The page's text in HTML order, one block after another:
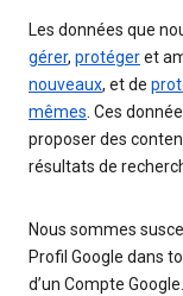
Les données que
gérer, protégeret
nouveaux, et de
mêmes. Ces
proposer des
résultats de
Nous sommes
Profil Google dans
d’un Compte